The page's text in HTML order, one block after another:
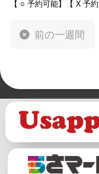
【 ○ 予約可能】【 X 予
前の一週間